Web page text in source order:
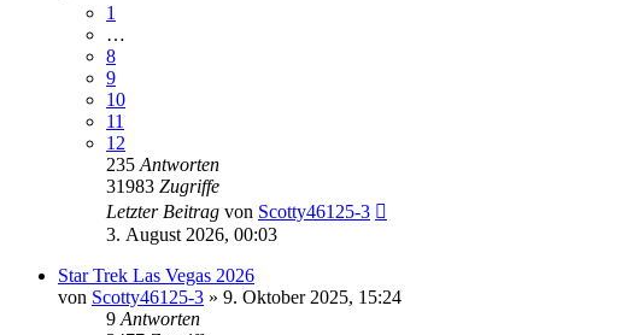
1
…
8
9
10
11
12
235 Antworten
31983 Zugriffe
Letzter Beitrag von Scotty46125-3
3. August 2026, 00:03
Star Trek Las Vegas 2026
von Scotty46125-3 » 9. Oktober 2025, 15:24
9 Antworten